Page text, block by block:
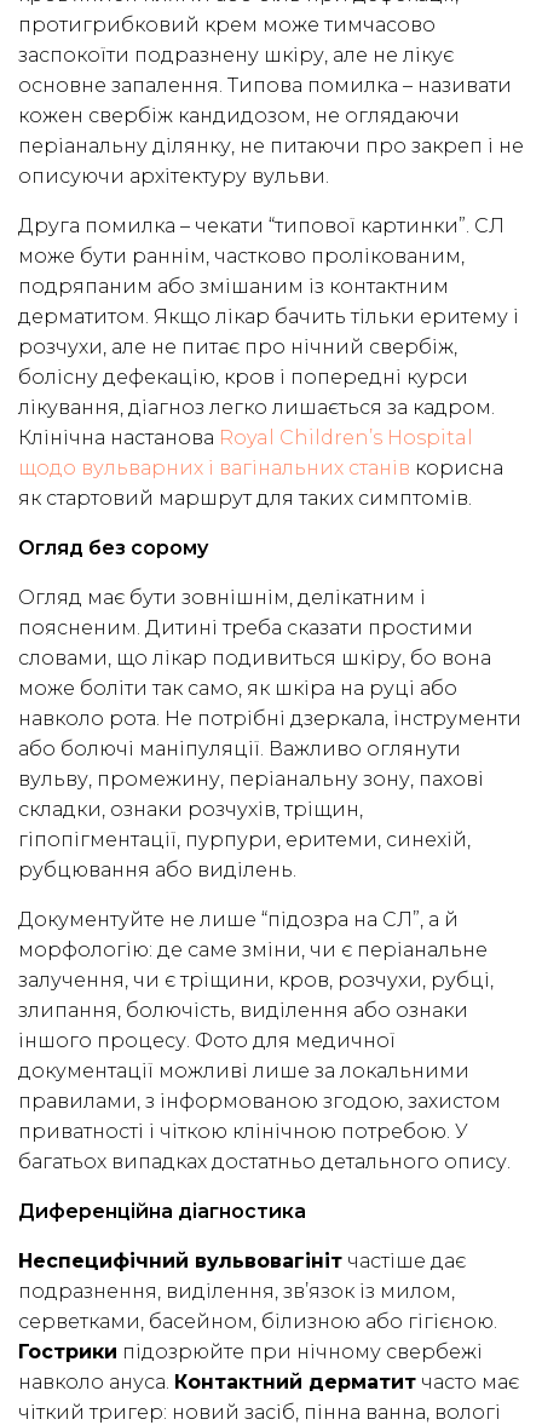
протигрибковий крем може тимчасово
заспокоїти подразнену шкіру, але не лікує
основне запалення. Типова помилка – називати
кожен свербіж кандидозом, не оглядаючи
періанальну ділянку, не питаючи про закреп і не
описуючи архітектуру вульви.
Друга помилка – чекати “типової картинки”. СЛ
може бути раннім, частково пролікованим,
подряпаним або змішаним із контактним
дерматитом. Якщо лікар бачить тільки еритему і
розчухи, але не питає про нічний свербіж,
болісну дефекацію, кров і попередні курси
лікування, діагноз легко лишається за кадром.
Клінічна настанова Royal Children’s Hospital
щодо вульварних і вагінальних станів корисна
як стартовий маршрут для таких симптомів.
Огляд без сорому
Огляд має бути зовнішнім, делікатним і
поясненим. Дитині треба сказати простими
словами, що лікар подивиться шкіру, бо вона
може боліти так само, як шкіра на руці або
навколо рота. Не потрібні дзеркала, інструменти
або болючі маніпуляції. Важливо оглянути
вульву, промежину, періанальну зону, пахові
складки, ознаки розчухів, тріщин,
гіпопігментації, пурпури, еритеми, синехій,
рубцювання або виділень.
Документуйте не лише “підозра на СЛ”, а й
морфологію: де саме зміни, чи є періанальне
залучення, чи є тріщини, кров, розчухи, рубці,
злипання, болючість, виділення або ознаки
іншого процесу. Фото для медичної
документації можливі лише за локальними
правилами, з інформованою згодою, захистом
приватності і чіткою клінічною потребою. У
багатьох випадках достатньо детального опису.
Диференційна діагностика
Неспецифічний вульвовагініт частіше дає
подразнення, виділення, зв’язок із милом,
серветками, басейном, білизною або гігієною.
Гострики підозрюйте при нічному свербежі
навколо ануса. Контактний дерматит часто має
чіткий тригер: новий засіб, пінна ванна, вологі